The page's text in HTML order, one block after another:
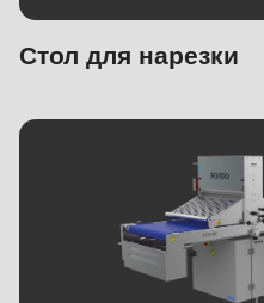
Стол для нарезки